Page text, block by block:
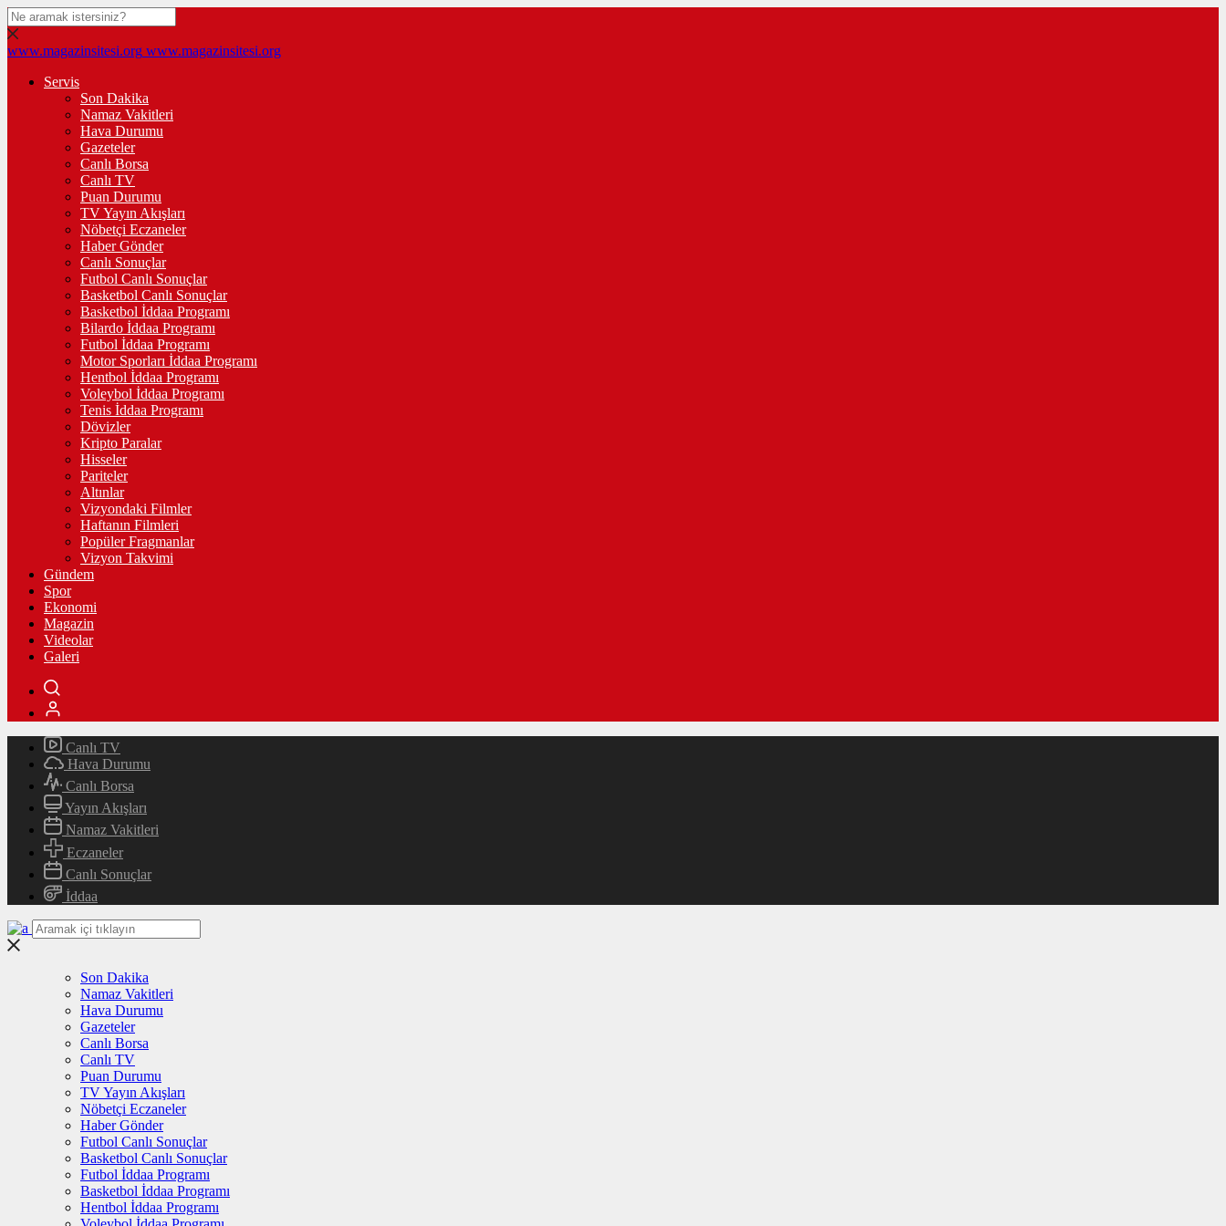
www.magazinsitesi.org www.magazinsitesi.org
Servis
Son Dakika
Namaz Vakitleri
Hava Durumu
Gazeteler
Canlı Borsa
Canlı TV
Puan Durumu
TV Yayın Akışları
Nöbetçi Eczaneler
Haber Gönder
Canlı Sonuçlar
Futbol Canlı Sonuçlar
Basketbol Canlı Sonuçlar
Basketbol İddaa Programı
Bilardo İddaa Programı
Futbol İddaa Programı
Motor Sporları İddaa Programı
Hentbol İddaa Programı
Voleybol İddaa Programı
Tenis İddaa Programı
Dövizler
Kripto Paralar
Hisseler
Pariteler
Altınlar
Vizyondaki Filmler
Haftanın Filmleri
Popüler Fragmanlar
Vizyon Takvimi
Gündem
Spor
Ekonomi
Magazin
Videolar
Galeri
Canlı TV
Hava Durumu
Canlı Borsa
Yayın Akışları
Namaz Vakitleri
Eczaneler
Canlı Sonuçlar
İddaa
Son Dakika
Namaz Vakitleri
Hava Durumu
Gazeteler
Canlı Borsa
Canlı TV
Puan Durumu
TV Yayın Akışları
Nöbetçi Eczaneler
Haber Gönder
Futbol Canlı Sonuçlar
Basketbol Canlı Sonuçlar
Futbol İddaa Programı
Basketbol İddaa Programı
Hentbol İddaa Programı